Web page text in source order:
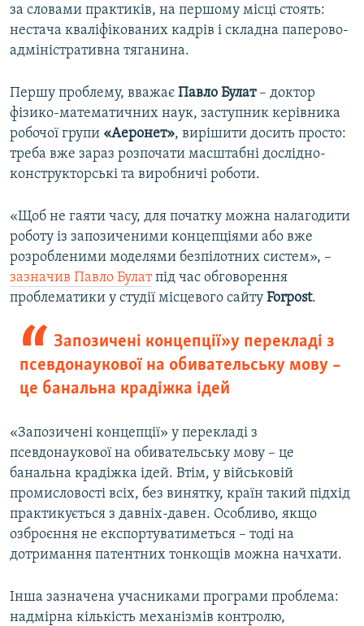
за словами практиків, на першому місці стоять:
нестача кваліфікованих кадрів і складна паперово-
адміністративна тяганина.
Першу проблему, вважає Павло Булат– доктор
фізико-математичних наук, заступник керівника
робочої групи «Аеронет», вирішити досить просто:
треба вже зараз розпочати масштабні дослідно-
конструкторські та виробничі роботи.
«Щоб не гаяти часу, для початку можна налагодити
роботу із запозиченими концепціями або вже
розробленими моделями безпілотних систем», –
зазначив Павло Булатпід час обговорення
проблематики у студії місцевого сайту Forpost.
Запозичені концепції» у перекладі з
псевдонаукової на обивательську мову –
це банальна крадіжка ідей
«Запозичені концепції» у перекладі з
псевдонаукової на обивательську мову – це
банальна крадіжка ідей. Втім, у військовій
промисловості всіх, без винятку, країн такий підхід
практикується з давніх-давен. Особливо, якщо
озброєння не експортуватиметься – тоді на
дотримання патентних тонкощів можна начхати.
Інша зазначена учасниками програми проблема:
надмірна кількість механізмів контролю,